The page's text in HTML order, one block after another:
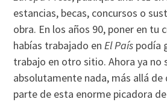
estancias, becas, concursos o
obra. En los años 90, poner en tu
habías trabajado enEl País podía
trabajo en otro sitio. Ahora ya no
absolutamente nada, más allá
parte de esta enorme picadora